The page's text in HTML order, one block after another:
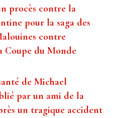
procès contre la
pour la saga des
contre
Coupe du Monde
de Michael
par un ami de la
un tragique accident